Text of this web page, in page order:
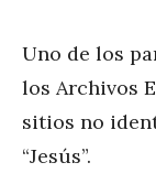
Uno de los
los Archivos
sitios no
“Jesús”.